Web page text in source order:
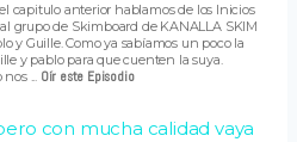
capitulo anterior hablamos de los Inicios
grupo de Skimboard de KANALLA SKIM
y Guille. Como ya sabíamos un poco la
y pablo para que cuenten la suya.
... Oír este Episodio